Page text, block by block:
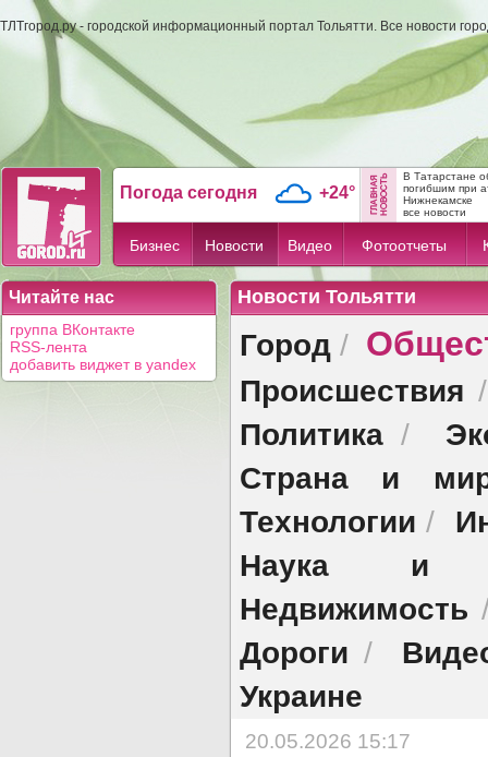
ТЛТгород.ру - городской информационный портал Тольятти. Все новости
Погода сегодня +24°
В Татарстане
погибшим при
Нижнекамске
все новости
Бизнес Новости Видео Фотоотчеты
Читайте нас
группа ВКонтакте
RSS-лента
добавить виджет в yandex
Новости Тольятти
Город /
Происшествия
Политика /
Страна и
Технологии /
Наука и
Недвижимость
Дороги /
Украине
20.05.2026 15:17